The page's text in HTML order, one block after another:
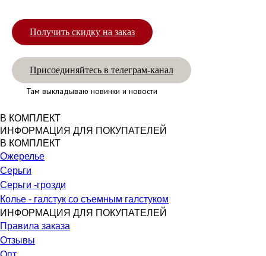
Получить скидку на заказ
Присоединяйтесь в телеграм-канал
Там выкладываю новинки и новости
В КОМПЛЕКТ
ИНФОРМАЦИЯ ДЛЯ ПОКУПАТЕЛЕЙ
В КОМПЛЕКТ
Ожерелье
Серьги
Серьги -грозди
Колье - галстук со съемным галстуком
ИНФОРМАЦИЯ ДЛЯ ПОКУПАТЕЛЕЙ
Правила заказа
Отзывы